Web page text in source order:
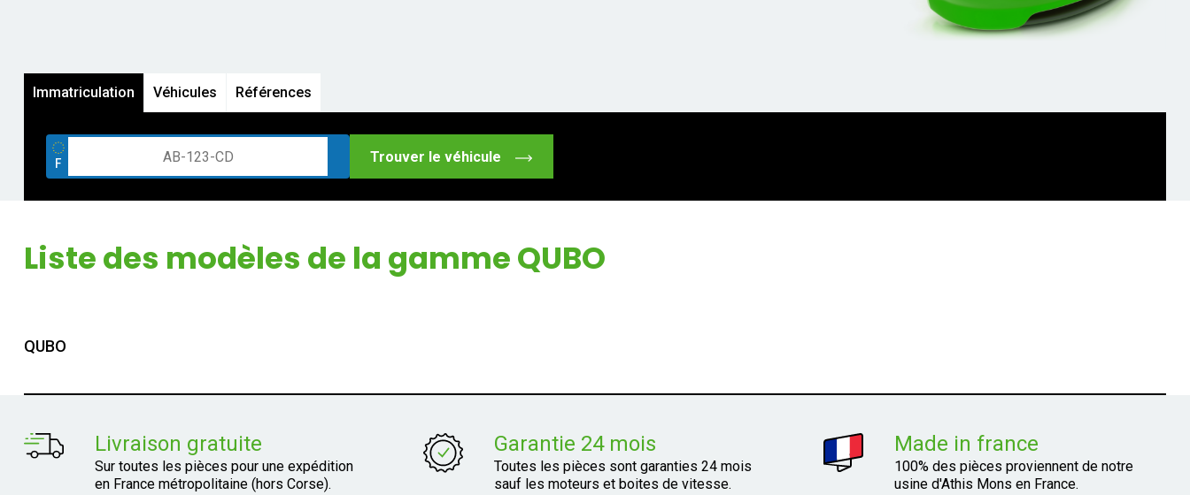
Immatriculation Véhicules Références
Trouver le véhicule
Liste des modèles de la gamme QUBO
QUBO
Livraison gratuite
Sur toutes les pièces pour une expédition
en France métropolitaine (hors Corse).
Garantie 24 mois
Toutes les pièces sont garanties 24 mois
sauf les moteurs et boites de vitesse.
Made in france
100% des pièces proviennent de notre
usine d'Athis Mons en France.